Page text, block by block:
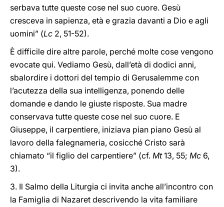
serbava tutte queste cose nel suo cuore. Gesù
cresceva in sapienza, età e grazia davanti a Dio e agli
uomini” (Lc 2, 51-52).
È difficile dire altre parole, perché molte cose vengono
evocate qui. Vediamo Gesù, dall’età di dodici anni,
sbalordire i dottori del tempio di Gerusalemme con
l’acutezza della sua intelligenza, ponendo delle
domande e dando le giuste risposte. Sua madre
conservava tutte queste cose nel suo cuore. E
Giuseppe, il carpentiere, iniziava pian piano Gesù al
lavoro della falegnameria, cosicché Cristo sarà
chiamato “il figlio del carpentiere” (cf. Mt13, 55; Mc 6,
3).
3. Il Salmo della Liturgia ci invita anche all’incontro con
la Famiglia di Nazaret descrivendo la vita familiare